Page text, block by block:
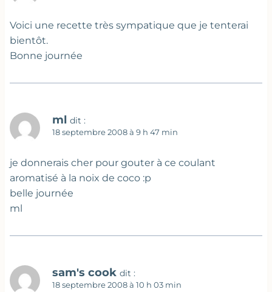
Voici une recette très sympatique que je tenterai
bientôt.
Bonne journée
ml dit :
18 septembre 2008 à 9 h 47 min
je donnerais cher pour gouter à ce coulant
aromatisé à la noix de coco :p
belle journée
ml
sam's cook dit :
18 septembre 2008 à 10 h 03 min